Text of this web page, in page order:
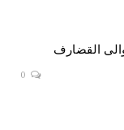
القضارف